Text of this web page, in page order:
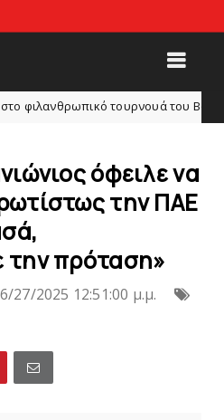
του Bόλου HEADLINES
όφειλε να
την ΠΑΕ
την πρόταση»
6/27/2025 12:51:00 μ.μ.